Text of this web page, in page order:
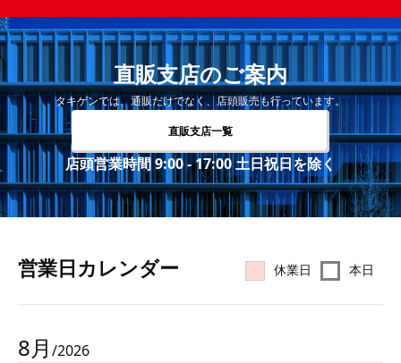
直販支店のご案内
タキゲンでは、通販だけでなく、店頭販売も行っています。
直販支店一覧
店頭営業時間 9:00 - 17:00 土日祝日を除く
営業⽇カレンダー 休業日 本日
8月 /2026